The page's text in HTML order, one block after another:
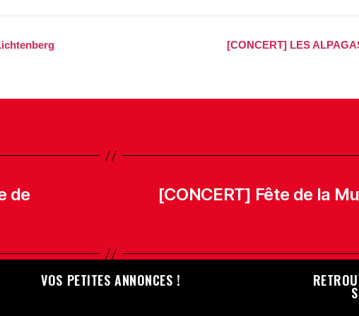
[CONCERT] LES
de
[CONCERT] Fête de la
VOS PETITES ANNONCES !